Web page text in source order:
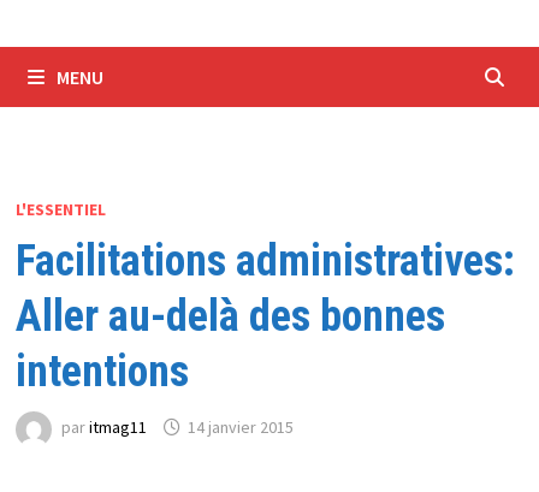
MENU
L'ESSENTIEL
Facilitations administratives:
Aller au-delà des bonnes
intentions
paritmag11 14 janvier 2015